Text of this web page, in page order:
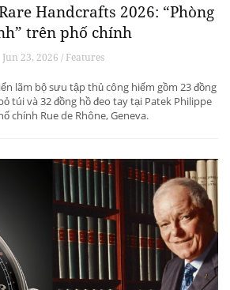
Handcrafts 2026: “Phòng
trên phố chính
Jun 23, 2026 / Features
lãm bộ sưu tập thủ công hiếm gồm 23 đồng
túi và 32 đồng hồ đeo tay tại Patek Philippe
chính Rue de Rhône, Geneva.